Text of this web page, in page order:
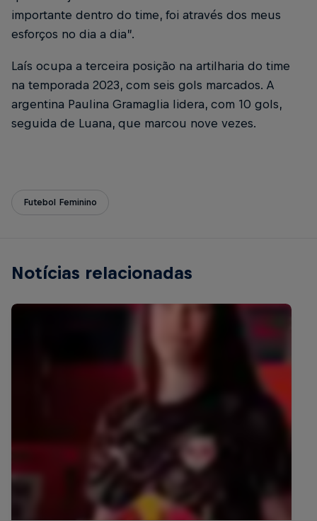
importante dentro do time, foi através dos meus
esforços no dia a dia”.
Laís ocupa a terceira posição na artilharia do time
na temporada 2023, com seis gols marcados. A
argentina Paulina Gramaglia lidera, com 10 gols,
seguida de Luana, que marcou nove vezes.
Futebol Feminino
Notícias relacionadas